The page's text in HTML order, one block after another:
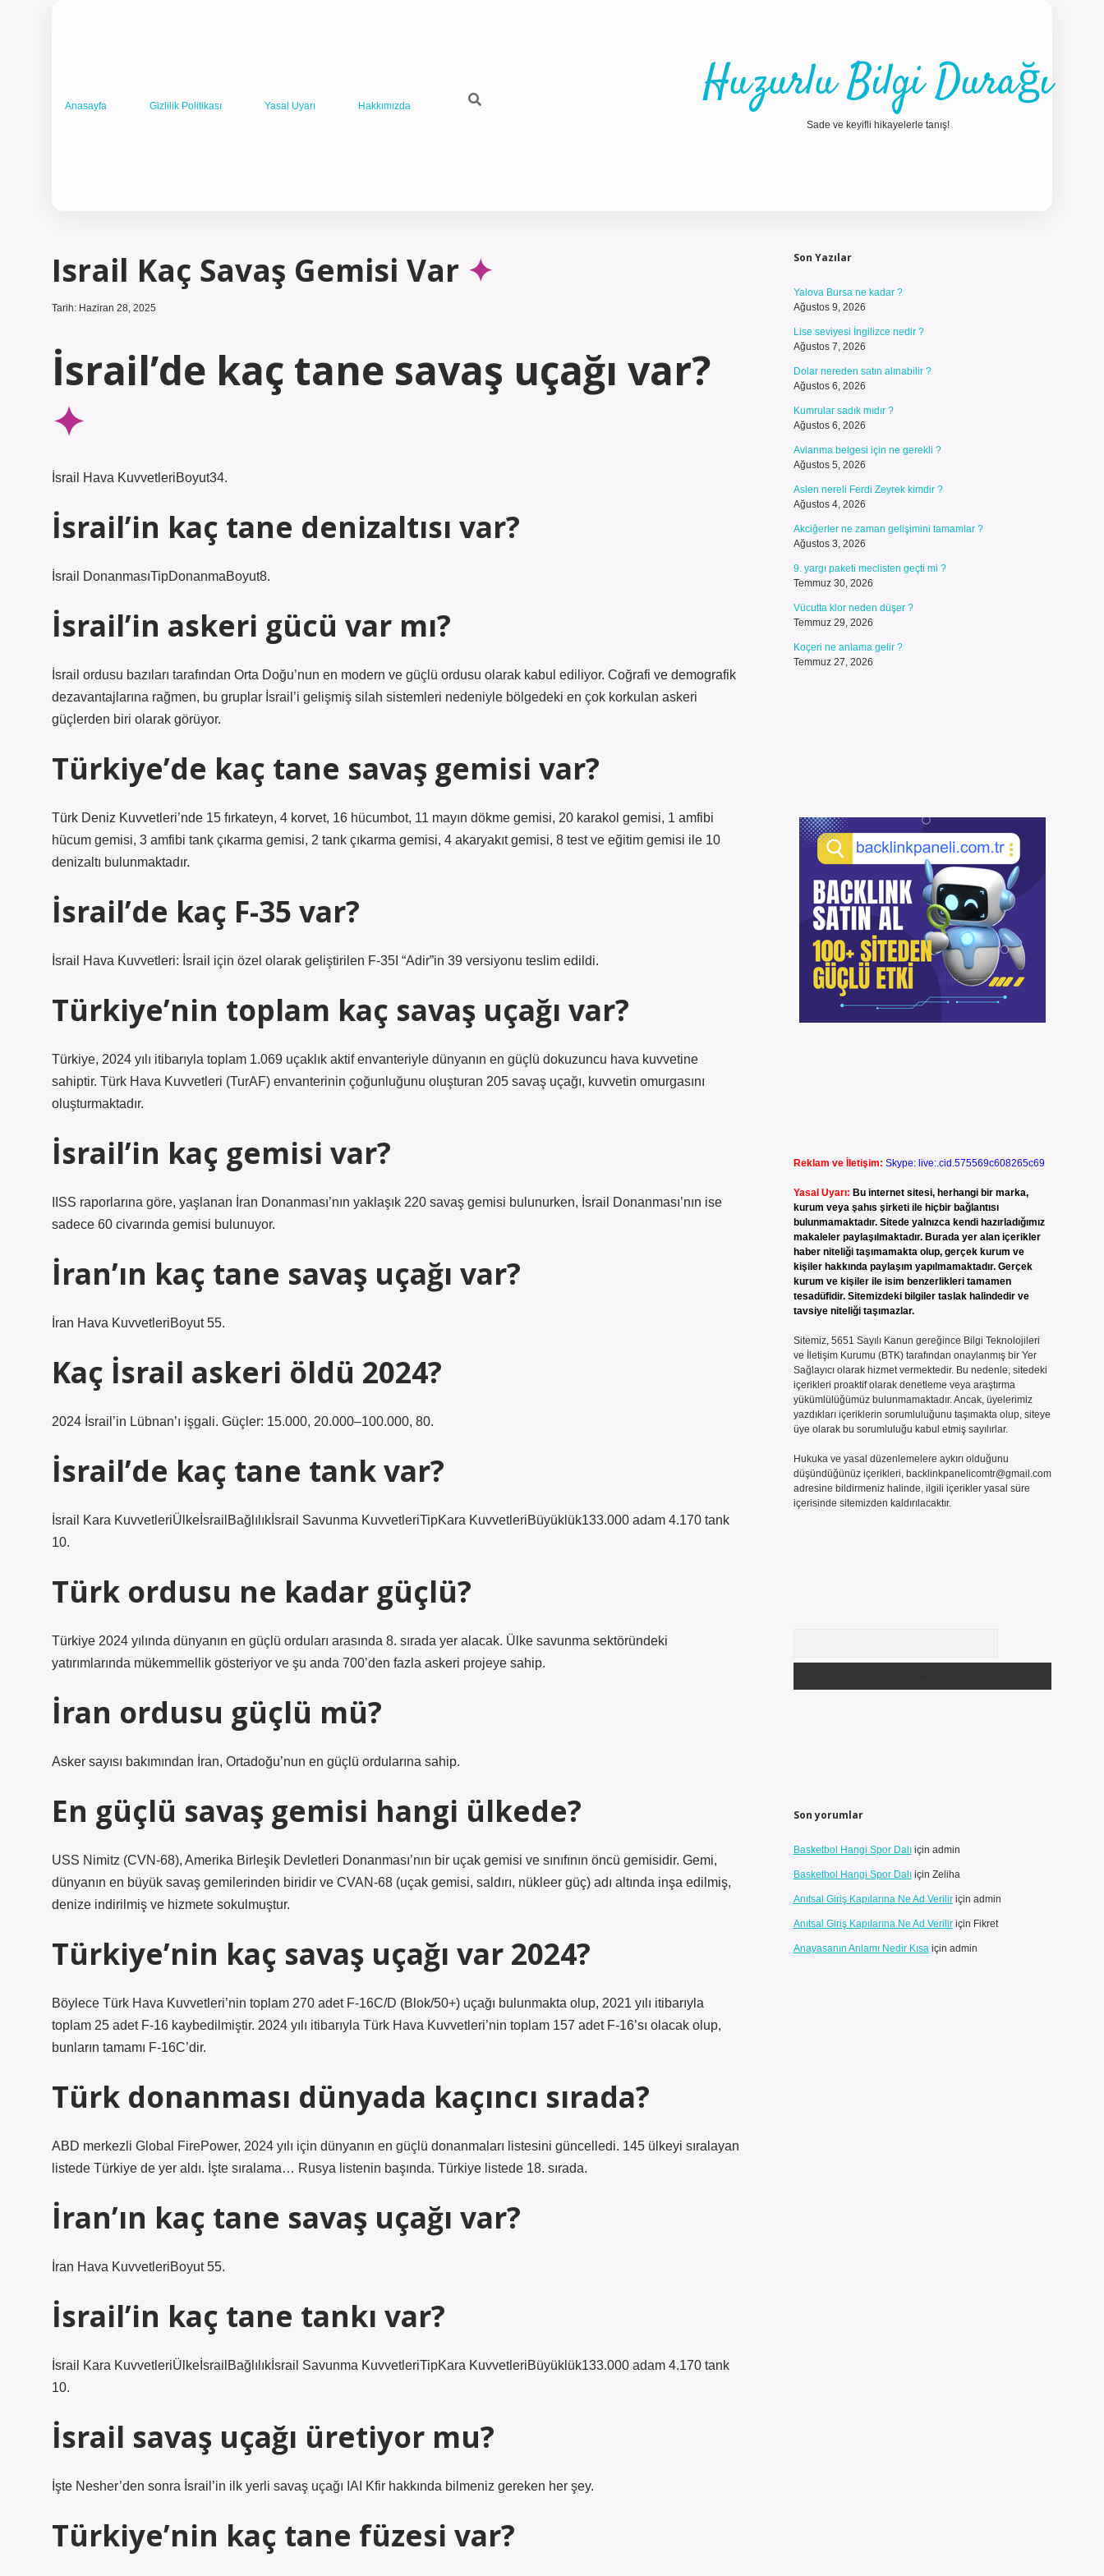
Anasayfa Gizlilik Politikası Yasal Uyarı Hakkımızda Huzurlu Bilgi Durağı
Sade ve keyifli hikayelerle tanış!
Israil Kaç Savaş Gemisi Var
Tarih: Haziran 28, 2025
İsrail’de kaç tane savaş uçağı var?
İsrail Hava KuvvetleriBoyut34.
İsrail’in kaç tane denizaltısı var?
İsrail DonanmasıTipDonanmaBoyut8.
İsrail’in askeri gücü var mı?
İsrail ordusu bazıları tarafından Orta Doğu’nun en modern ve güçlü ordusu olarak kabul ediliyor. Coğrafi ve demografik
dezavantajlarına rağmen, bu gruplar İsrail’i gelişmiş silah sistemleri nedeniyle bölgedeki en çok korkulan askeri
güçlerden biri olarak görüyor.
Türkiye’de kaç tane savaş gemisi var?
Türk Deniz Kuvvetleri’nde 15 fırkateyn, 4 korvet, 16 hücumbot, 11 mayın dökme gemisi, 20 karakol gemisi, 1 amfibi
hücum gemisi, 3 amfibi tank çıkarma gemisi, 2 tank çıkarma gemisi, 4 akaryakıt gemisi, 8 test ve eğitim gemisi ile 10
denizaltı bulunmaktadır.
İsrail’de kaç F-35 var?
İsrail Hava Kuvvetleri: İsrail için özel olarak geliştirilen F-35I “Adir”in 39 versiyonu teslim edildi.
Türkiye’nin toplam kaç savaş uçağı var?
Türkiye, 2024 yılı itibarıyla toplam 1.069 uçaklık aktif envanteriyle dünyanın en güçlü dokuzuncu hava kuvvetine
sahiptir. Türk Hava Kuvvetleri (TurAF) envanterinin çoğunluğunu oluşturan 205 savaş uçağı, kuvvetin omurgasını
oluşturmaktadır.
İsrail’in kaç gemisi var?
IISS raporlarına göre, yaşlanan İran Donanması’nın yaklaşık 220 savaş gemisi bulunurken, İsrail Donanması’nın ise
sadece 60 civarında gemisi bulunuyor.
İran’ın kaç tane savaş uçağı var?
İran Hava KuvvetleriBoyut 55.
Kaç İsrail askeri öldü 2024?
2024 İsrail’in Lübnan’ı işgali. Güçler: 15.000, 20.000–100.000, 80.
İsrail’de kaç tane tank var?
İsrail Kara KuvvetleriÜlkeİsrailBağlılıkİsrail Savunma KuvvetleriTipKara KuvvetleriBüyüklük133.000 adam 4.170 tank
10.
Türk ordusu ne kadar güçlü?
Türkiye 2024 yılında dünyanın en güçlü orduları arasında 8. sırada yer alacak. Ülke savunma sektöründeki
yatırımlarında mükemmellik gösteriyor ve şu anda 700’den fazla askeri projeye sahip.
İran ordusu güçlü mü?
Asker sayısı bakımından İran, Ortadoğu’nun en güçlü ordularına sahip.
En güçlü savaş gemisi hangi ülkede?
USS Nimitz (CVN-68), Amerika Birleşik Devletleri Donanması’nın bir uçak gemisi ve sınıfının öncü gemisidir. Gemi,
dünyanın en büyük savaş gemilerinden biridir ve CVAN-68 (uçak gemisi, saldırı, nükleer güç) adı altında inşa edilmiş,
denize indirilmiş ve hizmete sokulmuştur.
Türkiye’nin kaç savaş uçağı var 2024?
Böylece Türk Hava Kuvvetleri’nin toplam 270 adet F-16C/D (Blok/50+) uçağı bulunmakta olup, 2021 yılı itibarıyla
toplam 25 adet F-16 kaybedilmiştir. 2024 yılı itibarıyla Türk Hava Kuvvetleri’nin toplam 157 adet F-16’sı olacak olup,
bunların tamamı F-16C’dir.
Türk donanması dünyada kaçıncı sırada?
ABD merkezli Global FirePower, 2024 yılı için dünyanın en güçlü donanmaları listesini güncelledi. 145 ülkeyi sıralayan
listede Türkiye de yer aldı. İşte sıralama… Rusya listenin başında. Türkiye listede 18. sırada.
İran’ın kaç tane savaş uçağı var?
İran Hava KuvvetleriBoyut 55.
İsrail’in kaç tane tankı var?
İsrail Kara KuvvetleriÜlkeİsrailBağlılıkİsrail Savunma KuvvetleriTipKara KuvvetleriBüyüklük133.000 adam 4.170 tank
10.
İsrail savaş uçağı üretiyor mu?
İşte Nesher’den sonra İsrail’in ilk yerli savaş uçağı IAI Kfir hakkında bilmeniz gereken her şey.
Türkiye’nin kaç tane füzesi var?
Son Yazılar
Yalova Bursa ne kadar ?
Ağustos 9, 2026
Lise seviyesi İngilizce nedir ?
Ağustos 7, 2026
Dolar nereden satın alınabilir ?
Ağustos 6, 2026
Kumrular sadık mıdır ?
Ağustos 6, 2026
Avlanma belgesi için ne gerekli ?
Ağustos 5, 2026
Aslen nereli Ferdi Zeyrek kimdir ?
Ağustos 4, 2026
Akciğerler ne zaman gelişimini tamamlar ?
Ağustos 3, 2026
9. yargı paketi meclisten geçti mi ?
Temmuz 30, 2026
Vücutta klor neden düşer ?
Temmuz 29, 2026
Koçeri ne anlama gelir ?
Temmuz 27, 2026
Reklam ve İletişim: Skype: live:.cid.575569c608265c69
Yasal Uyarı: Bu internet sitesi, herhangi bir marka,
kurum veya şahıs şirketi ile hiçbir bağlantısı
bulunmamaktadır. Sitede yalnızca kendi hazırladığımız
makaleler paylaşılmaktadır. Burada yer alan içerikler
haber niteliği taşımamakta olup, gerçek kurum ve
kişiler hakkında paylaşım yapılmamaktadır. Gerçek
kurum ve kişiler ile isim benzerlikleri tamamen
tesadüfidir. Sitemizdeki bilgiler taslak halindedir ve
tavsiye niteliği taşımazlar.
Sitemiz, 5651 Sayılı Kanun gereğince Bilgi Teknolojileri
ve İletişim Kurumu (BTK) tarafından onaylanmış bir Yer
Sağlayıcı olarak hizmet vermektedir. Bu nedenle, sitedeki
içerikleri proaktif olarak denetleme veya araştırma
yükümlülüğümüz bulunmamaktadır. Ancak, üyelerimiz
yazdıkları içeriklerin sorumluluğunu taşımakta olup, siteye
üye olarak bu sorumluluğu kabul etmiş sayılırlar.
Hukuka ve yasal düzenlemelere aykırı olduğunu
düşündüğünüz içerikleri, backlinkpanelicomtr@gmail.com
adresine bildirmeniz halinde, ilgili içerikler yasal süre
içerisinde sitemizden kaldırılacaktır.
Son yorumlar
Basketbol Hangi Spor Dalıiçin admin
Basketbol Hangi Spor Dalıiçin Zeliha
Anıtsal Giriş Kapılarına Ne Ad Veriliriçin admin
Anıtsal Giriş Kapılarına Ne Ad Veriliriçin Fikret
Anayasanın Anlamı Nedir Kısaiçin admin